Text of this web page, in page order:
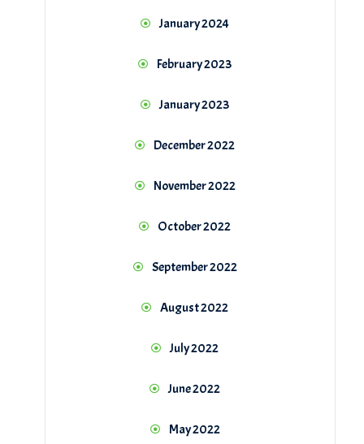
January 2024
February 2023
January 2023
December 2022
November 2022
October 2022
September 2022
August 2022
July 2022
June 2022
May 2022